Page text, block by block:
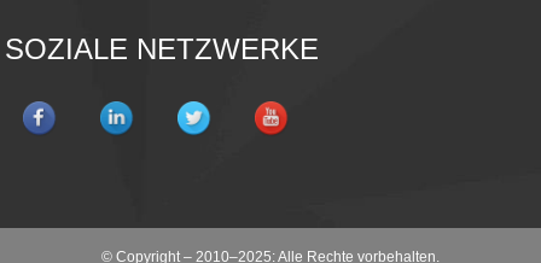
SOZIALE NETZWERKE
© Copyright – 2010–2025: Alle Rechte vorbehalten.